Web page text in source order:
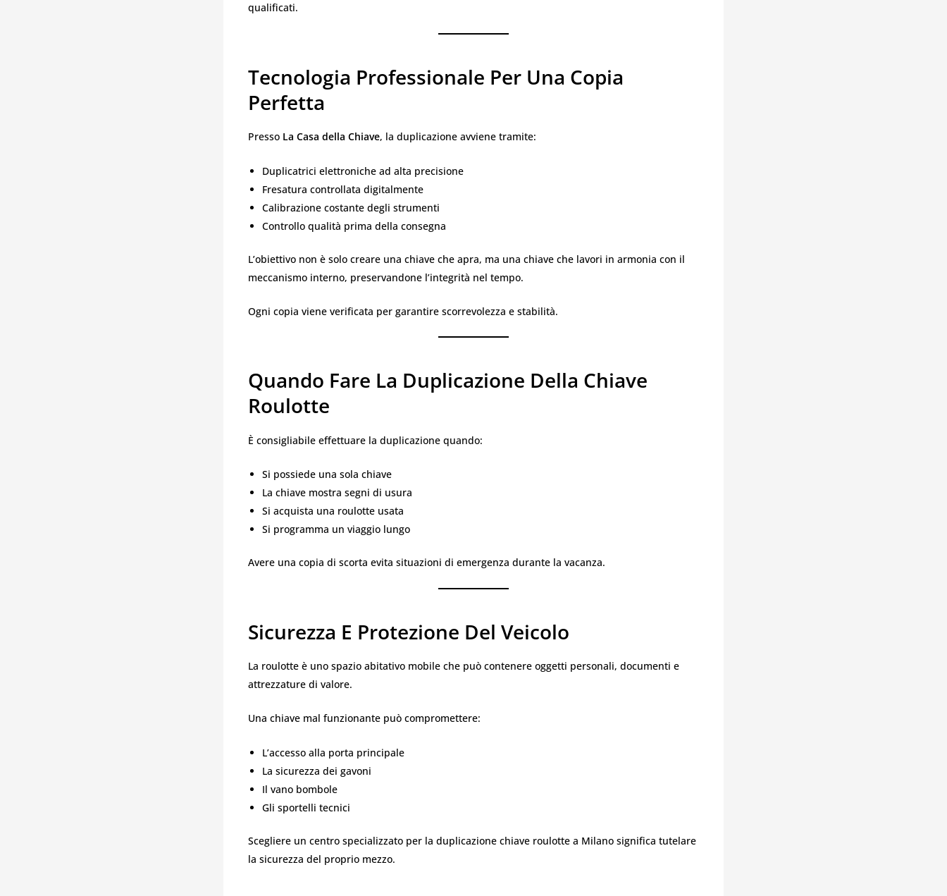
qualificati.
Tecnologia Professionale Per Una Copia
Perfetta
Presso La Casa della Chiave, la duplicazione avviene tramite:
Duplicatrici elettroniche ad alta precisione
Fresatura controllata digitalmente
Calibrazione costante degli strumenti
Controllo qualità prima della consegna
L’obiettivo non è solo creare una chiave che apra, ma una chiave che lavori in armonia con il
meccanismo interno, preservandone l’integrità nel tempo.
Ogni copia viene verificata per garantire scorrevolezza e stabilità.
Quando Fare La Duplicazione Della Chiave
Roulotte
È consigliabile effettuare la duplicazione quando:
Si possiede una sola chiave
La chiave mostra segni di usura
Si acquista una roulotte usata
Si programma un viaggio lungo
Avere una copia di scorta evita situazioni di emergenza durante la vacanza.
Sicurezza E Protezione Del Veicolo
La roulotte è uno spazio abitativo mobile che può contenere oggetti personali, documenti e
attrezzature di valore.
Una chiave mal funzionante può compromettere:
L’accesso alla porta principale
La sicurezza dei gavoni
Il vano bombole
Gli sportelli tecnici
Scegliere un centro specializzato per la duplicazione chiave roulotte a Milano significa tutelare
la sicurezza del proprio mezzo.